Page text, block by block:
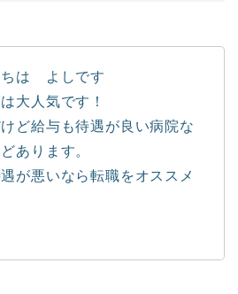
ちは よしです
大人気です！
ど給与も待遇が良い病院な
あります。
が悪いなら転職をオススメ